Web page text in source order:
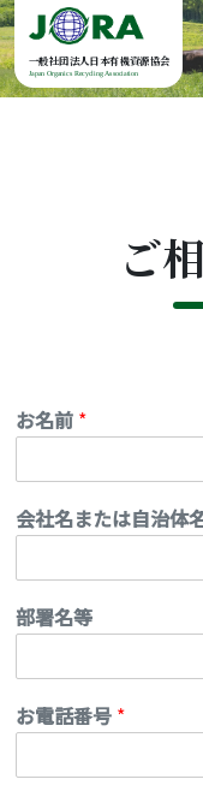
Skip to content
一般社団法人日本有機資源協会
Japan Organics Recycling Association
ご
お名前 *
会社名または自治体
部署名等
お電話番号 *